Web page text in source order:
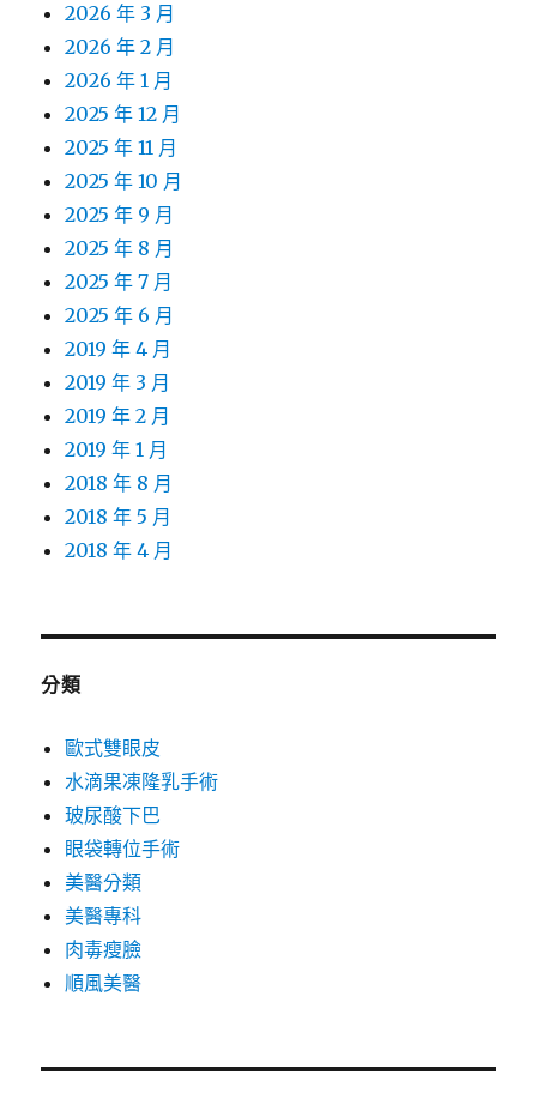
2026 年 3 月
2026 年 2 月
2026 年 1 月
2025 年 12 月
2025 年 11 月
2025 年 10 月
2025 年 9 月
2025 年 8 月
2025 年 7 月
2025 年 6 月
2019 年 4 月
2019 年 3 月
2019 年 2 月
2019 年 1 月
2018 年 8 月
2018 年 5 月
2018 年 4 月
分類
歐式雙眼皮
水滴果凍隆乳手術
玻尿酸下巴
眼袋轉位手術
美醫分類
美醫專科
肉毒瘦臉
順風美醫